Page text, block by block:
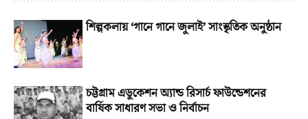
শিল্পকলায় ‘গানে গানে জুলাই’ সাংস্কৃতিক অনুষ্ঠান
চট্টগ্রাম এডুকেশন অ্যান্ড রিসার্চ ফাউন্ডেশনের
বার্ষিক সাধারণ সভা ও নির্বাচন